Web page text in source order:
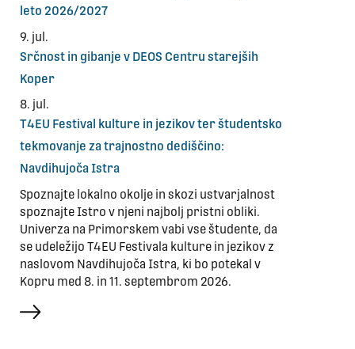
leto 2026/2027
9. jul.
Srčnost in gibanje v DEOS Centru starejših
Koper
8. jul.
T4EU Festival kulture in jezikov ter študentsko
tekmovanje za trajnostno dediščino:
Navdihujoča Istra
Spoznajte lokalno okolje in skozi ustvarjalnost
spoznajte Istro v njeni najbolj pristni obliki.
Univerza na Primorskem vabi vse študente, da
se udeležijo T4EU Festivala kulture in jezikov z
naslovom Navdihujoča Istra, ki bo potekal v
Kopru med 8. in 11. septembrom 2026.
več